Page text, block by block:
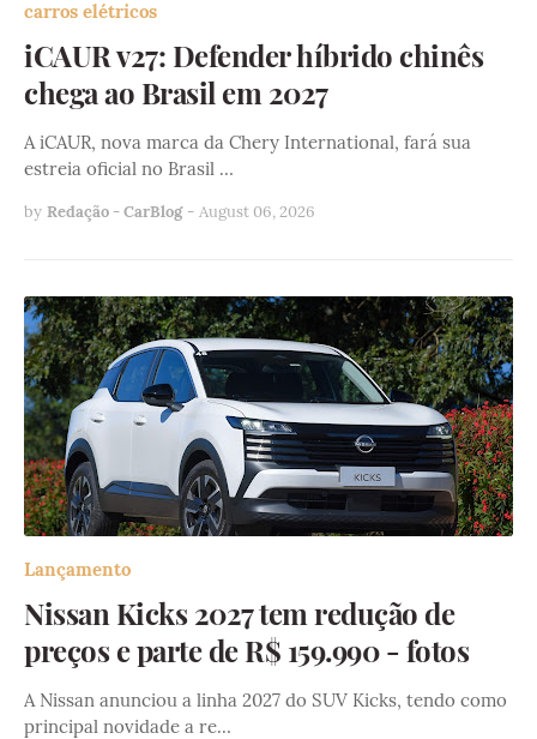
carros elétricos
iCAUR v27: Defender híbrido chinês
chega ao Brasil em 2027
A iCAUR, nova marca da Chery International, fará sua
estreia oficial no Brasil …
by Redação - CarBlog - August 06, 2026
Lançamento
Nissan Kicks 2027 tem redução de
preços e parte de R$ 159.990 - fotos
A Nissan anunciou a linha 2027 do SUV Kicks, tendo como
principal novidade a re…